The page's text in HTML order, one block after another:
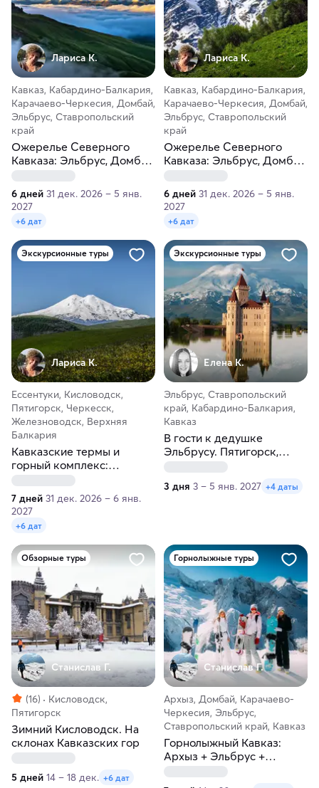
Лариса К.
Кавказ, Кабардино-Балкария,
Карачаево-Черкесия, Домбай,
Эльбрус, Ставропольский
край
Ожерелье Северного
Кавказа: Эльбрус, Домбай,
отель
6 дней 31 дек. 2026 – 5 янв.
2027
+6 дат
Лариса К.
Кавказ, Кабардино-Балкария,
Карачаево-Черкесия, Домбай,
Эльбрус, Ставропольский
край
Ожерелье Северного
Кавказа: Эльбрус, Домбай,
минеральные источники.
Гостевой дом
6 дней 31 дек. 2026 – 5 янв.
2027
+6 дат
Экскурсионные туры
Лариса К.
Ессентуки, Кисловодск,
Пятигорск, Черкесск,
Железноводск, Верхняя
Балкария
Кавказские термы и
горный комплекс:
термальные и
минеральные источники
7 дней 31 дек. 2026 – 6 янв.
2027
+6 дат
Экскурсионные туры
Елена К.
Эльбрус, Ставропольский
край, Кабардино-Балкария,
Кавказ
В гости к дедушке
Эльбрусу. Пятигорск,
3 дня 3 – 5 янв. 2027 +4 даты
Обзорные туры
Станислав Г.
(16)
Кисловодск,
Пятигорск
Зимний Кисловодск. На
склонах Кавказских гор
5 дней 14 – 18 дек. +6 дат
Горнолыжные туры
Станислав Г.
Архыз, Домбай, Карачаево-
Черкесия, Эльбрус,
Ставропольский край, Кавказ
Горнолыжный Кавказ:
Архыз + Эльбрус +